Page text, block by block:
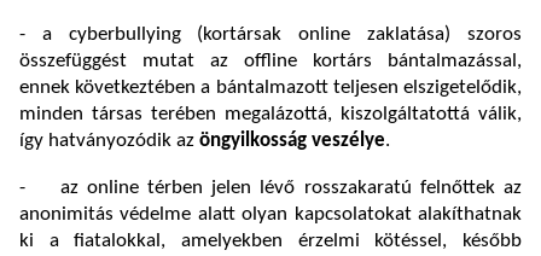
- a cyberbullying (kortársak online zaklatása) szoros
összefüggést mutat az offline kortárs bántalmazással,
ennek következtében a bántalmazott teljesen elszigetelődik,
minden társas terében megalázottá, kiszolgáltatottá válik,
így hatványozódik az öngyilkosság veszélye.
- az online térben jelen lévő rosszakaratú felnőttek az
anonimitás védelme alatt olyan kapcsolatokat alakíthatnak
ki a fiatalokkal, amelyekben érzelmi kötéssel, később